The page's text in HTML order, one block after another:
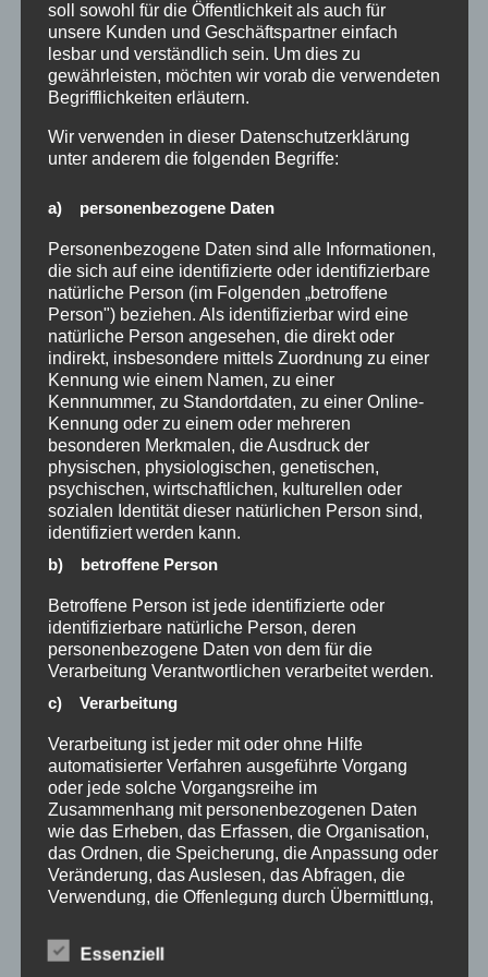
Die FRÖMAG-Philosophie
Jahre als Maschinenbau-Unternehmen am Standort
Fröndenberg an der Ruhr tätig. Hier entwickeln und
produzieren wir CNC-gesteuerte
Werkzeugmaschinen zum Nutenziehen, Stoßen und
Räumen.
Wir bauen Maschinen, die für einfache
Inbetriebnahme, schnelle Einrichtung und höchste
Wirtschaftlichkeit ausgelegt sind. Maschinen, die
seit Jahrzehnten verlässlich arbeiten, belegen
unseren Qualitätsanspruch.
Nachhaltigkeit ist nicht nur das Ergebnis von
Innovation und Qualität, es ist auch ein FRÖMAG-
Konstruktionsprinzip. Schon bei der Entwicklung
neuer Produkte achten wir auf
ressourcenschonende und umweltverträgliche
Produktion. Hierzu zählen die Minimierung von
Emissionen und Energieverbrauch sowie die
Anwendung umweltverträglicher
Fertigungsverfahren.
Die FRÖMAG-Philosophie
soll sowohl für die Öffentlichkeit als auch für
unsere Kunden und Geschäftspartner einfach
lesbar und verständlich sein. Um dies zu
gewährleisten, möchten wir vorab die verwendeten
Begrifflichkeiten erläutern.
Wir verwenden in dieser Datenschutzerklärung
unter anderem die folgenden Begriffe:
a) personenbezogene Daten
Personenbezogene Daten sind alle Informationen,
die sich auf eine identifizierte oder identifizierbare
natürliche Person (im Folgenden „betroffene
Person") beziehen. Als identifizierbar wird eine
natürliche Person angesehen, die direkt oder
indirekt, insbesondere mittels Zuordnung zu einer
Kennung wie einem Namen, zu einer
Kennnummer, zu Standortdaten, zu einer Online-
Kennung oder zu einem oder mehreren
besonderen Merkmalen, die Ausdruck der
physischen, physiologischen, genetischen,
psychischen, wirtschaftlichen, kulturellen oder
sozialen Identität dieser natürlichen Person sind,
identifiziert werden kann.
b) betroffene Person
Betroffene Person ist jede identifizierte oder
identifizierbare natürliche Person, deren
personenbezogene Daten von dem für die
Verarbeitung Verantwortlichen verarbeitet werden.
c) Verarbeitung
Verarbeitung ist jeder mit oder ohne Hilfe
automatisierter Verfahren ausgeführte Vorgang
oder jede solche Vorgangsreihe im
Zusammenhang mit personenbezogenen Daten
wie das Erheben, das Erfassen, die Organisation,
das Ordnen, die Speicherung, die Anpassung oder
Veränderung, das Auslesen, das Abfragen, die
Verwendung, die Offenlegung durch Übermittlung,
Bereitstellung, den Abgleich oder die Verknüpfung,
die Einschränkung, das Löschen oder die
Essenziell